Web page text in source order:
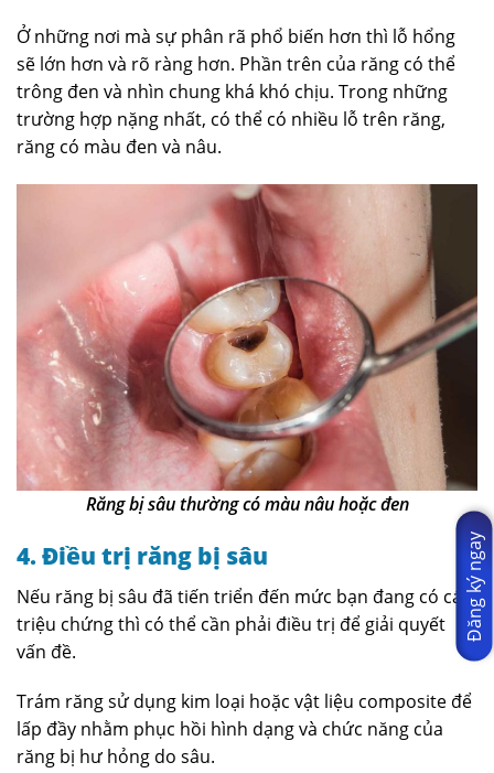
Ở những nơi mà sự phân rã phổ biến hơn thì lỗ hổng
sẽ lớn hơn và rõ ràng hơn. Phần trên của răng có thể
trông đen và nhìn chung khá khó chịu. Trong những
trường hợp nặng nhất, có thể có nhiều lỗ trên răng,
răng có màu đen và nâu.
Răng bị sâu thường có màu nâu hoặc đen
4. Điều trị răng bị sâu
Nếu răng bị sâu đã tiến triển đến mức bạn đang có các
triệu chứng thì có thể cần phải điều trị để giải quyết
vấn đề.
Trám răng sử dụng kim loại hoặc vật liệu composite để
lấp đầy nhằm phục hồi hình dạng và chức năng của
răng bị hư hỏng do sâu.
Đăng ký ngay